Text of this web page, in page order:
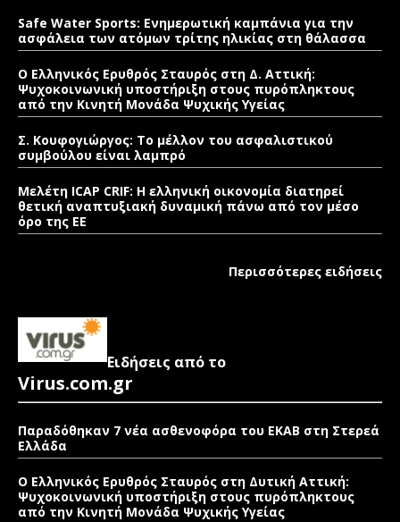
Safe Water Sports: Eνημερωτική καμπάνια για την
ασφάλεια των ατόμων τρίτης ηλικίας στη θάλασσα
Ο Ελληνικός Ερυθρός Σταυρός στη Δ. Αττική:
Ψυχοκοινωνική υποστήριξη στους πυρόπληκτους
από την Κινητή Μονάδα Ψυχικής Υγείας
Σ. Κουφογιώργος: To μέλλον του ασφαλιστικού
συμβούλου είναι λαμπρό
Μελέτη ICAP CRIF: Η ελληνική οικονομία διατηρεί
θετική αναπτυξιακή δυναμική πάνω από τον μέσο
όρο της ΕΕ
Περισσότερες ειδήσεις
Ειδήσεις από το
Virus.com.gr
Παραδόθηκαν 7 νέα ασθενοφόρα του ΕΚΑΒ στη Στερεά
Ελλάδα
Ο Ελληνικός Ερυθρός Σταυρός στη Δυτική Αττική:
Ψυχοκοινωνική υποστήριξη στους πυρόπληκτους
από την Κινητή Μονάδα Ψυχικής Υγείας